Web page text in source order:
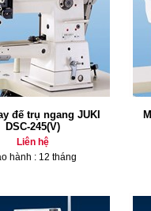
đế trụ ngang JUKI
DSC-245(V)
Liên hệ
hành : 12 tháng